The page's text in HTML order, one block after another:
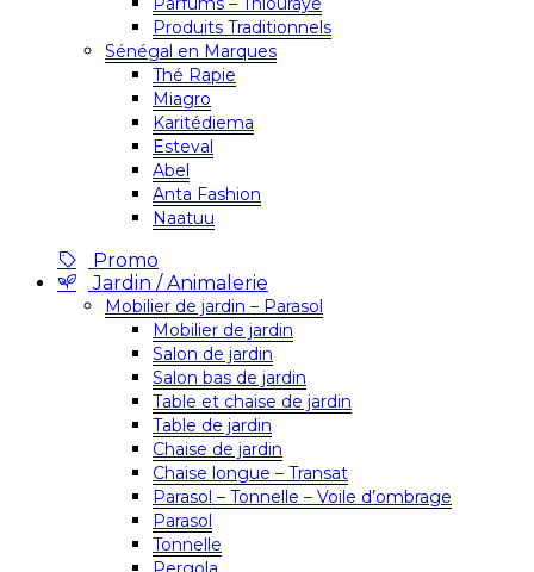
Produits Traditionnels
Sénégal en Marques
Thé Rapie
Miagro
Karitédiema
Esteval
Abel
Anta Fashion
Naatuu
Promo
Jardin / Animalerie
Mobilier de jardin – Parasol
Mobilier de jardin
Salon de jardin
Salon bas de jardin
Table et chaise de jardin
Table de jardin
Chaise de jardin
Chaise longue – Transat
Parasol – Tonnelle – Voile d’ombrage
Parasol
Tonnelle